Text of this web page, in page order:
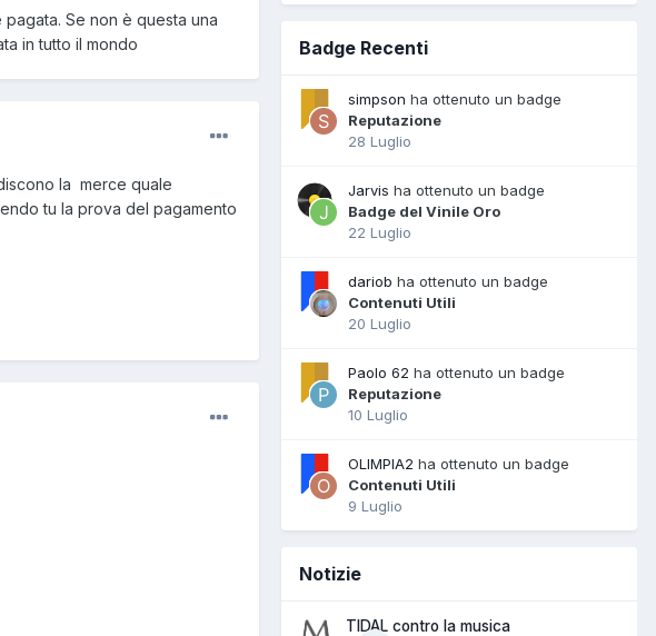
Se non è questa una
in tutto il mondo
la merce quale
tu la prova del pagamento
Badge Recenti
simpson ha ottenuto un badge
Reputazione
28 Luglio
Jarvis ha ottenuto un badge
Badge del Vinile Oro
22 Luglio
dariob ha ottenuto un badge
Contenuti Utili
20 Luglio
Paolo 62 ha ottenuto un badge
Reputazione
10 Luglio
OLIMPIA2 ha ottenuto un badge
Contenuti Utili
9 Luglio
Notizie
TIDAL contro la musica